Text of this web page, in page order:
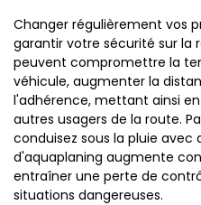
Changer régulièrement vos
garantir votre sécurité sur la
peuvent compromettre la
véhicule, augmenter la
l'adhérence, mettant ainsi
autres usagers de la route.
conduisez sous la pluie avec
d'aquaplaning augmente
entraîner une perte de
situations dangereuses.